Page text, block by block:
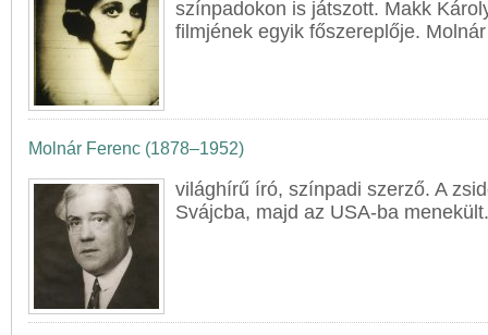
színpadokon is játszott. Makk
filmjének egyik főszereplője.
Molnár Ferenc (1878–1952)
világhírű író, színpadi szerző. A
Svájcba, majd az USA-ba menekült.